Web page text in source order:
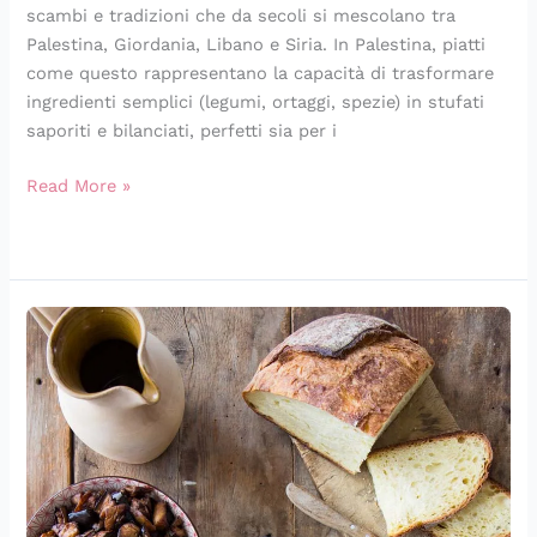
scambi e tradizioni che da secoli si mescolano tra
Palestina, Giordania, Libano e Siria. In Palestina, piatti
come questo rappresentano la capacità di trasformare
ingredienti semplici (legumi, ortaggi, spezie) in stufati
saporiti e bilanciati, perfetti sia per i
Read More »
10
ricette
con
le
melanzane
da
provare
subito